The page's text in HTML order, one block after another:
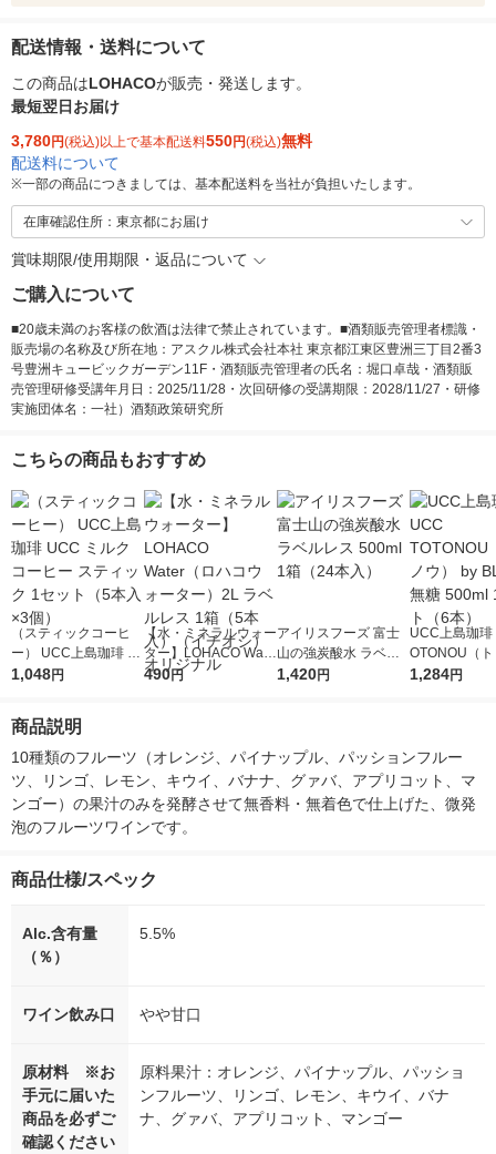
配送情報・送料について
この商品はLOHACOが販売・発送します。
最短翌日お届け
3,780円(税込)以上で基本配送料550円(税込)無料
配送料について
※一部の商品につきましては、基本配送料を当社が負担いたします。
在庫確認住所：東京都にお届け
賞味期限/使用期限・返品について
ご購入について
■20歳未満のお客様の飲酒は法律で禁止されています。■酒類販売管理者標識・
販売場の名称及び所在地：アスクル株式会社本社 東京都江東区豊洲三丁目2番3
号豊洲キュービックガーデン11F・酒類販売管理者の氏名：堀口卓哉・酒類販
売管理研修受講年月日：2025/11/28・次回研修の受講期限：2028/11/27・研修
実施団体名：一社）酒類政策研究所
こちらの商品もおすすめ
（スティックコーヒ
ー） UCC上島珈琲 U
CC ミルクコーヒー ス
1,048円
【水・ミネラルウォー
ター】LOHACO Wate
r（ロハコウォータ
490円
アイリスフーズ 富士
山の強炭酸水 ラベル
レス 500ml 1箱（24
1,420円
UCC上島珈琲
OTONOU（
ウ） by
1,284円
商品説明
10種類のフルーツ（オレンジ、パイナップル、パッションフルー
ツ、リンゴ、レモン、キウイ、バナナ、グァバ、アプリコット、マ
ンゴー）の果汁のみを発酵させて無香料・無着色で仕上げた、微発
泡のフルーツワインです。
商品仕様/スペック
Alc.含有量
（％）
5.5%
ワイン飲み口 やや甘口
原材料 ※お
手元に届いた
商品を必ずご
確認ください
原料果汁：オレンジ、パイナップル、パッショ
ンフルーツ、リンゴ、レモン、キウイ、バナ
ナ、グァバ、アプリコット、マンゴー